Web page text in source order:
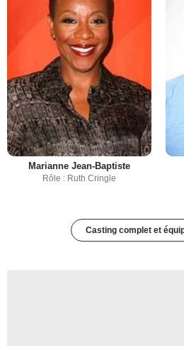
Marianne Jean-Baptiste
Rôle : Ruth Cringle
Casting complet et